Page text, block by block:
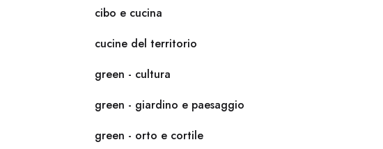
cibo e cucina
cucine del territorio
green - cultura
green - giardino e paesaggio
green - orto e cortile